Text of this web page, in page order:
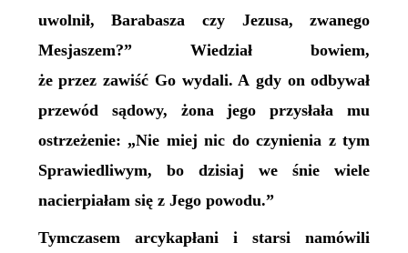
uwolnił, Barabasza czy Jezusa, zwanego
Mesjaszem?” Wiedział bowiem,
że przez zawiść Go wydali. A gdy on odbywał
przewód sądowy, żona jego przysłała mu
ostrzeżenie: „Nie miej nic do czynienia z tym
Sprawiedliwym, bo dzisiaj we śnie wiele
nacierpiałam się z Jego powodu.”
Tymczasem arcykapłani i starsi namówili